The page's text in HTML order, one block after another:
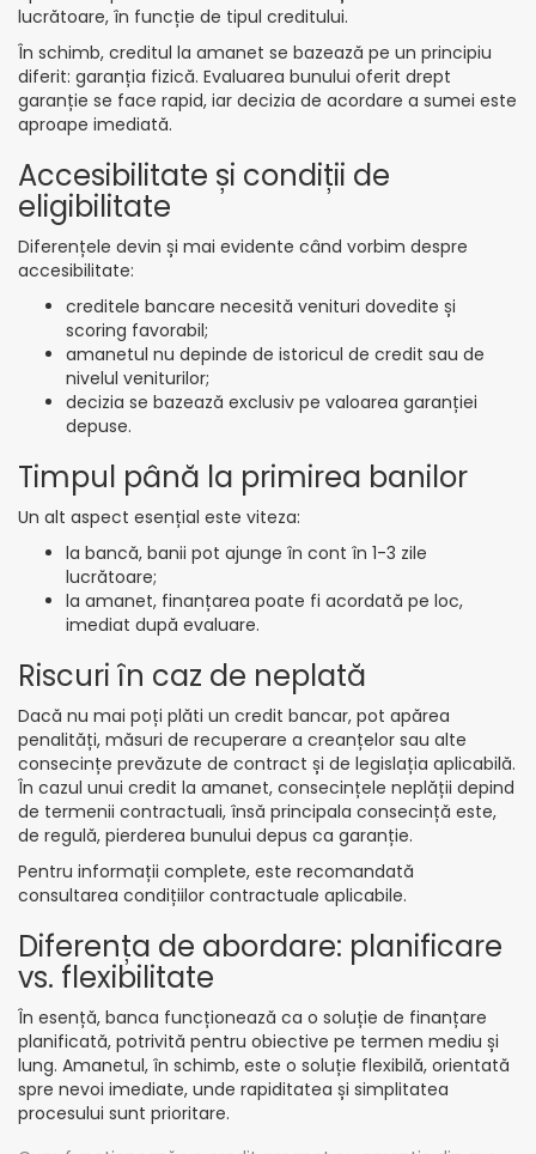
lucrătoare, în funcție de tipul creditului.
În schimb, creditul la amanet se bazează pe un principiu
diferit: garanția fizică. Evaluarea bunului oferit drept
garanție se face rapid, iar decizia de acordare a sumei este
aproape imediată.
Accesibilitate și condiții de
eligibilitate
Diferențele devin și mai evidente când vorbim despre
accesibilitate:
creditele bancare necesită venituri dovedite și
scoring favorabil;
amanetul nu depinde de istoricul de credit sau de
nivelul veniturilor;
decizia se bazează exclusiv pe valoarea garanției
depuse.
Timpul până la primirea banilor
Un alt aspect esențial este viteza:
la bancă, banii pot ajunge în cont în 1-3 zile
lucrătoare;
la amanet, finanțarea poate fi acordată pe loc,
imediat după evaluare.
Riscuri în caz de neplată
Dacă nu mai poți plăti un credit bancar, pot apărea
penalități, măsuri de recuperare a creanțelor sau alte
consecințe prevăzute de contract și de legislația aplicabilă.
În cazul unui credit la amanet, consecințele neplății depind
de termenii contractuali, însă principala consecință este,
de regulă, pierderea bunului depus ca garanție.
Pentru informații complete, este recomandată
consultarea condițiilor contractuale aplicabile.
Diferența de abordare: planificare
vs. flexibilitate
În esență, banca funcționează ca o soluție de finanțare
planificată, potrivită pentru obiective pe termen mediu și
lung. Amanetul, în schimb, este o soluție flexibilă, orientată
spre nevoi imediate, unde rapiditatea și simplitatea
procesului sunt prioritare.